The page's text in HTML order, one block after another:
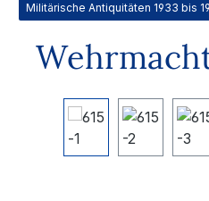
Militärische Antiquitäten 1933 bis
Bildergalerie